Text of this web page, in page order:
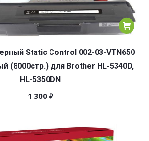
Static Control 002-03-VTN650
(8000стр.) для Brother HL-5340D,
HL-5350DN
1 300 ₽